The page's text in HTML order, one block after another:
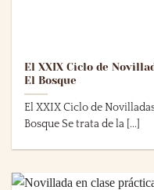
El XXIX Ciclo de
El Bosque
El XXIX Ciclo de
Bosque Se trata de la [...]